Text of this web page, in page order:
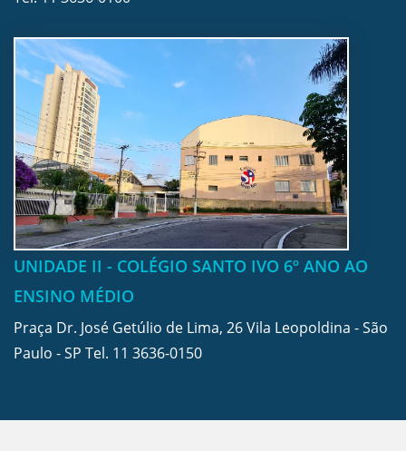
UNIDADE II - COLÉGIO SANTO IVO 6º ANO AO
ENSINO MÉDIO
Praça Dr. José Getúlio de Lima, 26 Vila Leopoldina - São
Paulo - SP Tel. 11 3636-0150